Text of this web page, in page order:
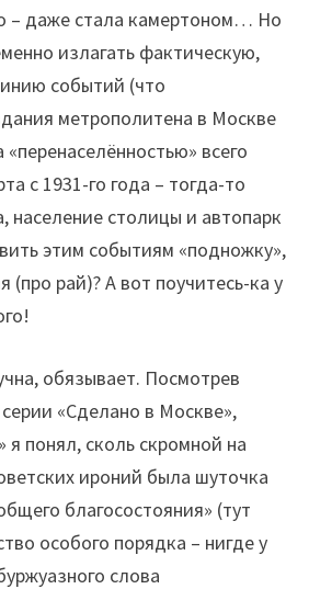
– даже стала камертоном… Но
излагать фактическую,
событий (что
метрополитена в Москве
всего
с 1931-го года – тогда-то
население столицы и автопарк
этим событиям «подножку»,
(про рай)? А вот поучитесь-ка у
обязывает. Посмотрев
«Сделано в Москве»,
я понял, сколь скромной на
ироний была шуточка
благосостояния» (тут
особого порядка – нигде у
слова